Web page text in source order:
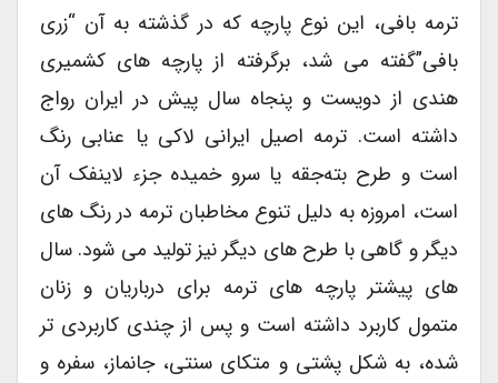
ترمه بافی، این نوع پارچه که در گذشته به آن “زری
بافی”گفته می شد، برگرفته از پارچه های کشمیری
هندی از دویست و پنجاه سال پیش در ایران رواج
داشته است. ترمه اصیل ایرانی لاکی یا عنابی رنگ
است و طرح بته‌جقه یا سرو خمیده جزء لاینفک آن
است، امروزه به دلیل تنوع مخاطبان ترمه در رنگ های
دیگر و گاهی با طرح های دیگر نیز تولید می شود. سال
های پیشتر پارچه های ترمه برای درباریان و زنان
متمول کاربرد داشته است و پس از چندی کاربردی تر
شده، به شکل پشتی و متکای سنتی، جانماز، سفره و